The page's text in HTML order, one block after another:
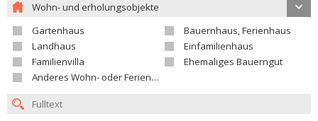
Wohn- und erholungsobjekte
Gartenhaus
Bauernhaus, Ferienhaus
Landhaus
Einfamilienhaus
Familienvilla
Ehemaliges Bauerngut
Anderes Wohn- oder Ferienobjekt